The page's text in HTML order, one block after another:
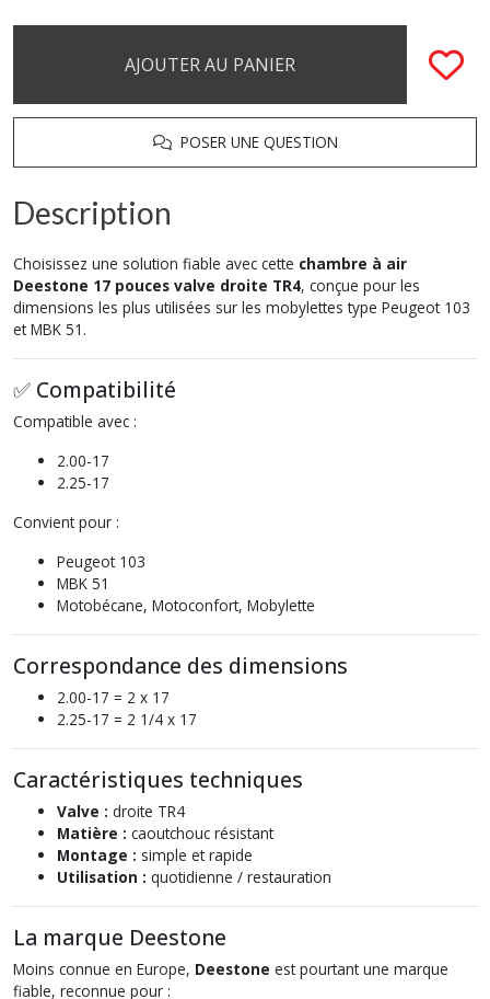
AJOUTER AU PANIER
POSER UNE QUESTION
Description
Choisissez une solution fiable avec cette chambre à air
Deestone 17 pouces valve droite TR4, conçue pour les
dimensions les plus utilisées sur les mobylettes type Peugeot 103
et MBK 51.
✅ Compatibilité
Compatible avec :
2.00-17
2.25-17
Convient pour :
Peugeot 103
MBK 51
Motobécane, Motoconfort, Mobylette
Correspondance des dimensions
2.00-17 = 2 x 17
2.25-17 = 2 1/4 x 17
Caractéristiques techniques
Valve : droite TR4
Matière : caoutchouc résistant
Montage : simple et rapide
Utilisation : quotidienne / restauration
La marque Deestone
Moins connue en Europe, Deestone est pourtant une marque
fiable, reconnue pour :